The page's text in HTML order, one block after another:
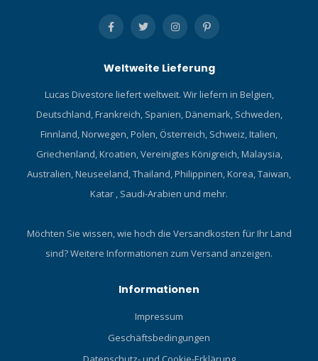
Weltweite Lieferung
Lucas Divestore liefert weltweit. Wir liefern in Belgien,
Deutschland, Frankreich, Spanien, Dänemark, Schweden,
Finnland, Norwegen, Polen, Österreich, Schweiz, Italien,
Griechenland, Kroatien, Vereinigtes Königreich, Malaysia,
Australien, Neuseeland, Thailand, Philippinen, Korea, Taiwan,
Katar , Saudi-Arabien und mehr.
Möchten Sie wissen, wie hoch die Versandkosten für Ihr Land
sind?Weitere Informationen zum Versand anzeigen.
Informationen
Impressum
Geschäftsbedingungen